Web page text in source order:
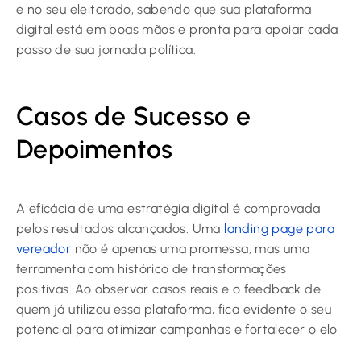
e no seu eleitorado, sabendo que sua plataforma
digital está em boas mãos e pronta para apoiar cada
passo de sua jornada política.
Casos de Sucesso e
Depoimentos
A eficácia de uma estratégia digital é comprovada
pelos resultados alcançados. Uma landing page para
vereador não é apenas uma promessa, mas uma
ferramenta com histórico de transformações
positivas. Ao observar casos reais e o feedback de
quem já utilizou essa plataforma, fica evidente o seu
potencial para otimizar campanhas e fortalecer o elo